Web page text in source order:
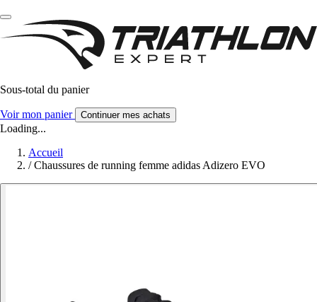
Sous-total du panier
Voir mon panier Continuer mes achats
Loading...
Accueil
/ Chaussures de running femme adidas Adizero EVO